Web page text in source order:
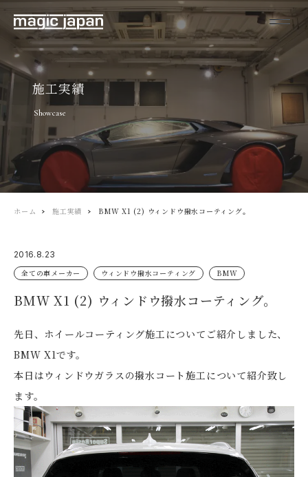
施工実績
Showcase
ホーム 施工実績 BMW X1 (2) ウィンドウ撥水コーティング。
2016.8.23
全ての車メーカー
ウィンドウ撥水コーティング BMW
BMW X1 (2) ウィンドウ撥水コーティング。
先日、ホイールコーティング施工についてご紹介しました、
BMW X1です。
本日はウィンドウガラスの撥水コート施工について紹介致し
ます。